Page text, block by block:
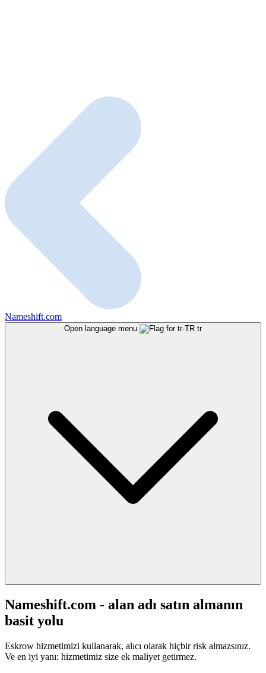
Nameshift.com
Open language menu tr
Nameshift.com - alan adı satın almanın
basit yolu
Eskrow hizmetimizi kullanarak, alıcı olarak hiçbir risk almazsınız.
Ve en iyi yanı: hizmetimiz size ek maliyet getirmez.